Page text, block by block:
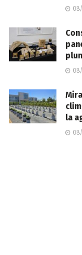
la